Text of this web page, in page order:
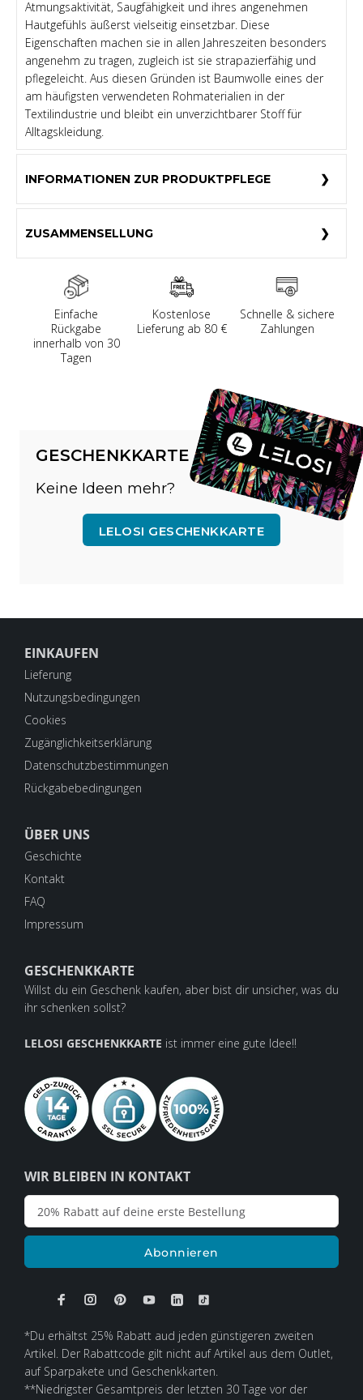
Atmungsaktivität, Saugfähigkeit und ihres angenehmen
Hautgefühls äußerst vielseitig einsetzbar. Diese
Eigenschaften machen sie in allen Jahreszeiten besonders
angenehm zu tragen, zugleich ist sie strapazierfähig und
pflegeleicht. Aus diesen Gründen ist Baumwolle eines der
am häufigsten verwendeten Rohmaterialien in der
Textilindustrie und bleibt ein unverzichtbarer Stoff für
Alltagskleidung.
INFORMATIONEN ZUR PRODUKTPFLEGE
ZUSAMMENSELLUNG
Einfache
Rückgabe
innerhalb von 30
Tagen
Kostenlose
Lieferung ab 80 €
Schnelle & sichere
Zahlungen
GESCHENKKARTE
Keine Ideen mehr?
LELOSI GESCHENKKARTE
WIR BLEIBEN IN KONTAKT
Abonnieren
EINKAUFEN
Lieferung
Nutzungsbedingungen
Cookies
Zugänglichkeitserklärung
Datenschutzbestimmungen
Rückgabebedingungen
ÜBER UNS
Geschichte
Kontakt
FAQ
Impressum
GESCHENKKARTE
Willst du ein Geschenk kaufen, aber bist dir unsicher, was du
ihr schenken sollst?
LELOSI GESCHENKKARTE ist immer eine gute Idee!!
*Du erhältst 25% Rabatt aud jeden günstigeren zweiten
Artikel. Der Rabattcode gilt nicht auf Artikel aus dem Outlet,
auf Sparpakete und Geschenkkarten.
**Niedrigster Gesamtpreis der letzten 30 Tage vor der